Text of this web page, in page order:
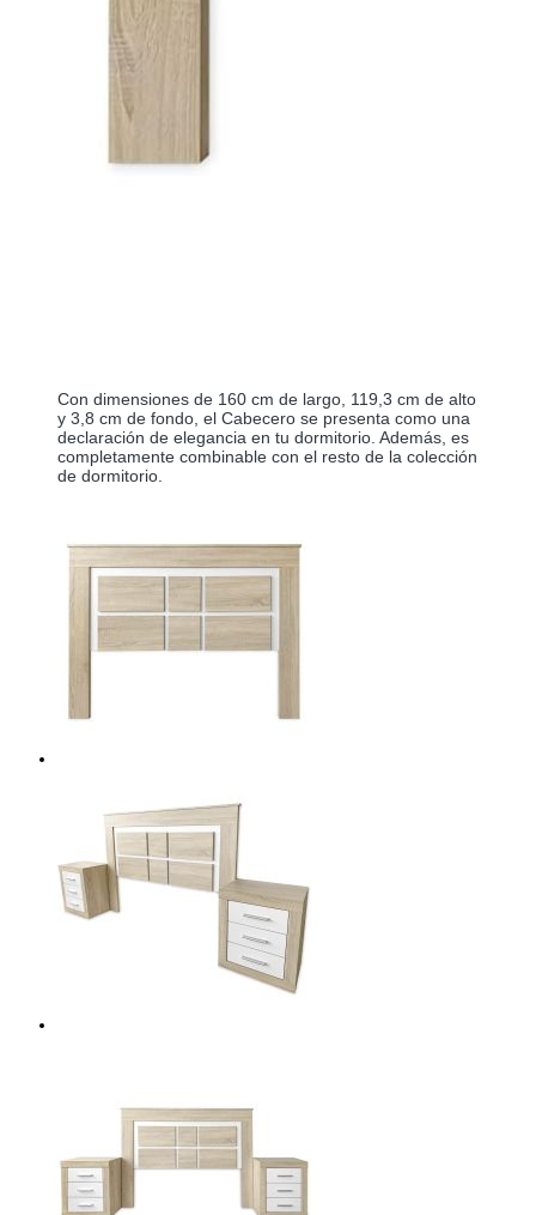
Con dimensiones de 160 cm de largo, 119,3 cm de alto
y 3,8 cm de fondo, el Cabecero se presenta como una
declaración de elegancia en tu dormitorio. Además, es
completamente combinable con el resto de la colección
de dormitorio.